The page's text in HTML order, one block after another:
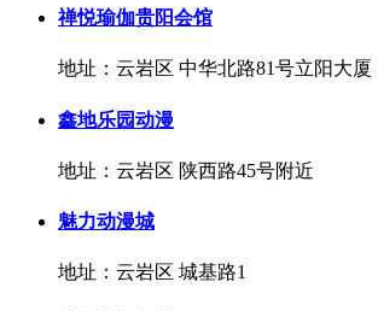
禅悦瑜伽贵阳会馆
地址：云岩区 中华北路81号立阳大厦
鑫地乐园动漫
地址：云岩区 陕西路45号附近
魅力动漫城
地址：云岩区 城基路1